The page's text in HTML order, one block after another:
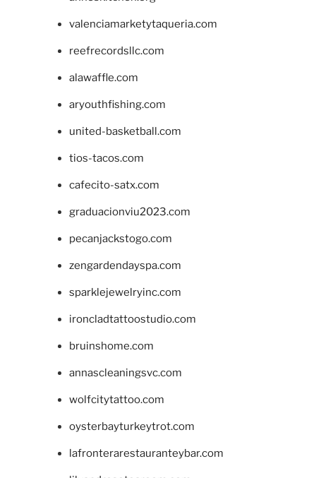
valenciamarketytaqueria.com
reefrecordsllc.com
alawaffle.com
aryouthfishing.com
united-basketball.com
tios-tacos.com
cafecito-satx.com
graduacionviu2023.com
pecanjackstogo.com
zengardendayspa.com
sparklejewelryinc.com
ironcladtattoostudio.com
bruinshome.com
annascleaningsvc.com
wolfcitytattoo.com
oysterbayturkeytrot.com
lafronterarestauranteybar.com